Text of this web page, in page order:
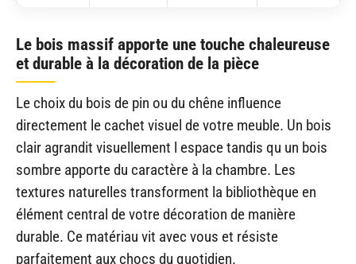
Le bois massif apporte une touche chaleureuse
et durable à la décoration de la pièce
Le choix du bois de pin ou du chêne influence
directement le cachet visuel de votre meuble. Un bois
clair agrandit visuellement l espace tandis qu un bois
sombre apporte du caractère à la chambre. Les
textures naturelles transforment la bibliothèque en
élément central de votre décoration de manière
durable. Ce matériau vit avec vous et résiste
parfaitement aux chocs du quotidien.